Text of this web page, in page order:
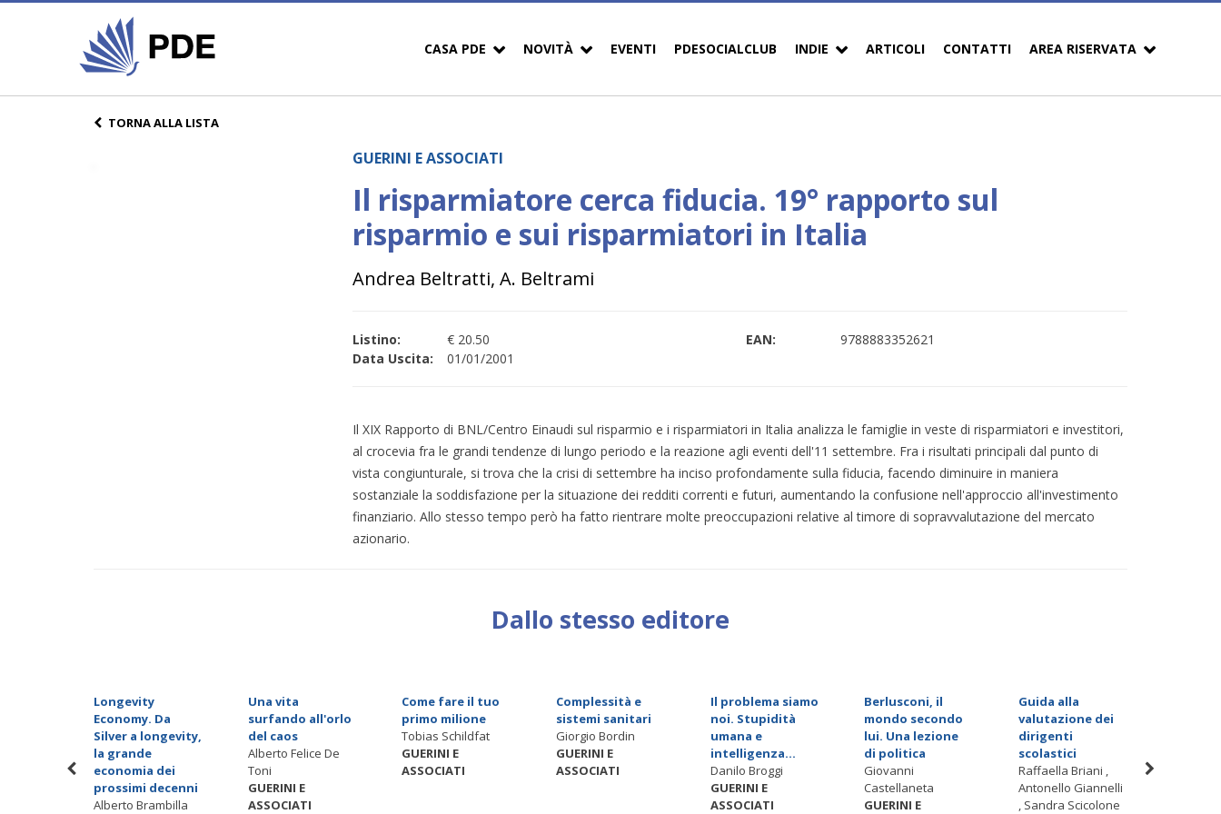
CASA PDE NOVITÀ EVENTI PDESOCIALCLUB INDIE ARTICOLI CONTATTI AREA RISERVATA
TORNA ALLA LISTA
GUERINI E ASSOCIATI
Il risparmiatore cerca fiducia. 19° rapporto sul
risparmio e sui risparmiatori in Italia
Andrea Beltratti, A. Beltrami
Listino:
€ 20.50
Data Uscita:
01/01/2001
EAN: 9788883352621
Il XIX Rapporto di BNL/Centro Einaudi sul risparmio e i risparmiatori in Italia analizza le famiglie in veste di risparmiatori e investitori,
al crocevia fra le grandi tendenze di lungo periodo e la reazione agli eventi dell'11 settembre. Fra i risultati principali dal punto di
vista congiunturale, si trova che la crisi di settembre ha inciso profondamente sulla fiducia, facendo diminuire in maniera
sostanziale la soddisfazione per la situazione dei redditi correnti e futuri, aumentando la confusione nell'approccio all'investimento
finanziario. Allo stesso tempo però ha fatto rientrare molte preoccupazioni relative al timore di sopravvalutazione del mercato
azionario.
Dallo stesso editore
Longevity
Economy. Da
Silver a longevity,
la grande
economia dei
prossimi decenni
Alberto Brambilla
Una vita
surfando all'orlo
del caos
Alberto Felice De
Toni
GUERINI E
ASSOCIATI
Come fare il tuo
primo milione
Tobias Schildfat
GUERINI E
ASSOCIATI
Complessità e
sistemi sanitari
Giorgio Bordin
GUERINI E
ASSOCIATI
Il problema siamo
noi. Stupidità
umana e
intelligenza...
Danilo Broggi
GUERINI E
ASSOCIATI
Berlusconi, il
mondo secondo
lui. Una lezione
di politica
Giovanni
Castellaneta
GUERINI E
Guida alla
valutazione dei
dirigenti
scolastici
Raffaella Briani ,
Antonello Giannelli
, Sandra Scicolone